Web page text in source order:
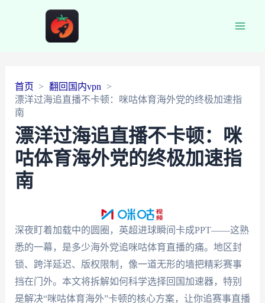
首页
翻回国内vpn
漂洋过海追直播不卡顿：咪咕体育海外党的终极加速指
南
漂洋过海追直播不卡顿：咪
咕体育海外党的终极加速指
南
深夜盯着加载中的圆圈，英超进球瞬间卡成PPT——这熟
悉的一幕，是多少海外党追咪咕体育直播的痛。地区封
锁、跨洋延迟、版权限制，像一道无形的墙把精彩赛事
挡在门外。本文将拆解如何科学选择回国加速器，特别
是解决“咪咕体育海外”卡顿的核心方案，让你追赛事直播